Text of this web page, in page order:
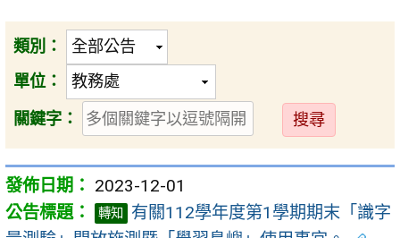
類別：
單位：
關鍵字：
送
出
2023-12-01
轉知
有關112學年度第1學期期末「識字